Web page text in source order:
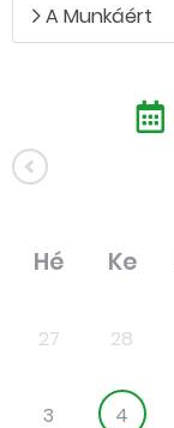
A Munkáért
Hé Ke
27 28
3 4